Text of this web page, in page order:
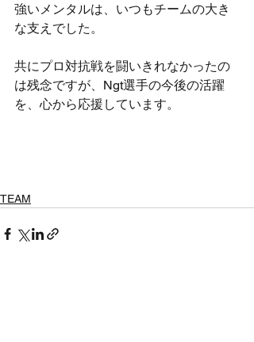
強いメンタルは、いつもチームの大き
な支えでした。
共にプロ対抗戦を闘いきれなかったの
は残念ですが、Ngt選手の今後の活躍
を、心から応援しています。
TEAM